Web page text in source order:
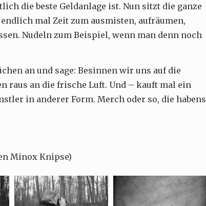
die beste Geldanlage ist. Nun sitzt die ganze
mal Zeit zum ausmisten, aufräumen,
Nudeln zum Beispiel, wenn man denn noch
an und sage: Besinnen wir uns auf die
raus an die frische Luft. Und – kauft mal ein
in anderer Form. Merch oder so, die habens
Minox Knipse)